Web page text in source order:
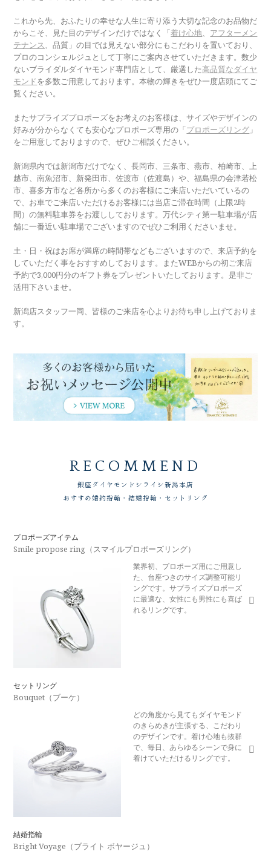
これから先、おふたりの幸せな人生に寄り添う大切な記念のお品物だ
からこそ、見た目のデザインだけではなく「着け心地、 アフターメン
テナンス、品質」の目では見えない部分にもこだわりを置いており、
プロのコンシェルジュとして丁寧にご案内させていただきます。数少
ないブライダルダイヤモンド専門店として、厳選した高品質なダイヤ
モンドを多数ご用意しております。本物の輝きをぜひ一度店頭にてご
覧ください。
またサプライズプロポーズをお考えのお客様は、サイズやデザインの
好みが分からなくても安心なプロポーズ専用の「プロポーズリング 」
をご用意しておりますので、ぜひご相談ください。
新潟県内では新潟市だけでなく、長岡市、三条市、燕市、柏崎市、上
越市、南魚沼市、新発田市、佐渡市（佐渡島）や、福島県の会津若松
市、喜多方市など各所から多くのお客様にご来店いただいているの
で、お車でご来店いただけるお客様には当店ご滞在時間（上限2時
間）の無料駐車券をお渡ししております。万代シティ第一駐車場が店
舗に一番近い駐車場でございますのでぜひご利用くださいませ。
土・日・祝はお席が満席の時間帯などもございますので、来店予約を
していただく事をおすすめしております。またWEBからの初ご来店
予約で3,000円分のギフト券をプレゼントいたしております。是非ご
活用下さいませ。
新潟店スタッフ一同、皆様のご来店を心よりお待ち申し上げておりま
す。
RECOMMEND
銀座ダイヤモンドシライシ新潟本店
おすすめ婚約指輪・結婚指輪・セットリング
プロポーズアイテム
Smile propose ring（スマイルプロポーズリング）
業界初、プロポーズ用にご用意し
た、台座つきのサイズ調整可能リ
ングです。サプライズプロポーズ
に最適な、女性にも男性にも喜ば
れるリングです。
セットリング
Bouquet（ブーケ）
どの角度から見てもダイヤモンド
のきらめきが主張する、こだわり
のデザインです。着け心地も抜群
で、毎日、あらゆるシーンで身に
着けていただけるリングです。
結婚指輪
Bright Voyage（ブライト ボヤージュ）